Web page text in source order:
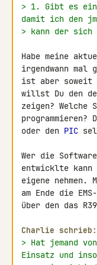
> 1. Gibt es
damit ich den
> kann der sich
Habe meine
irgendwann mal
ist aber soweit
willst Du den
zeigen? Welche
programmieren?
oder den PIC
Wer die
entwicklte
eigene nehmen.
am Ende die
über den das
Charlie schrieb:
> Hat jemand
Einsatz und